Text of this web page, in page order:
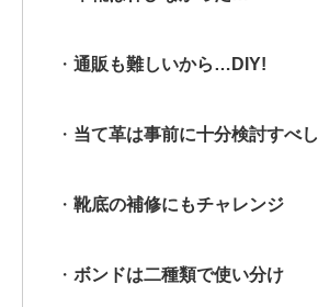
・ 通販も難しいから…DIY!
・ 当て革は事前に十分検討すべし
・ 靴底の補修にもチャレンジ
・ ボンドは二種類で使い分け